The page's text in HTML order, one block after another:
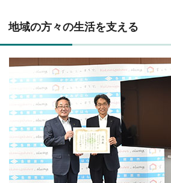
地域の方々の生活を支える